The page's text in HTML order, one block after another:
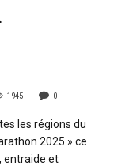
1945 0
les régions du
2025 » ce
entraide et